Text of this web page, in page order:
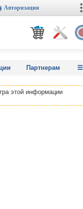
Авторизация
Партнерам
этой информации